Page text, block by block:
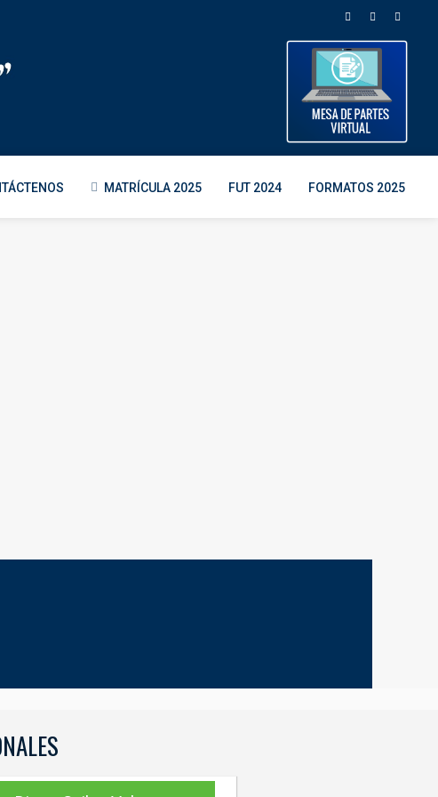
MATRÍCULA 2025 FUT 2024 FORMATOS 2025